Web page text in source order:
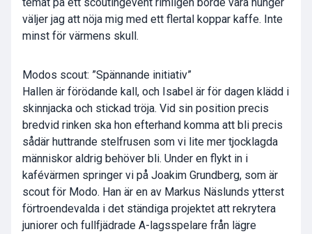
väljer jag att nöja mig med ett flertal koppar kaffe. Inte
minst för värmens skull.
Modos scout: ”Spännande initiativ”
Hallen är förödande kall, och Isabel är för dagen klädd i
skinnjacka och stickad tröja. Vid sin position precis
bredvid rinken ska hon efterhand komma att bli precis
sådär huttrande stelfrusen som vi lite mer tjocklagda
människor aldrig behöver bli. Under en flykt in i
kafévärmen springer vi på Joakim Grundberg, som är
scout för Modo. Han är en av Markus Näslunds ytterst
förtroendevalda i det ständiga projektet att rekrytera
juniorer och fullfjädrade A-lagsspelare från lägre